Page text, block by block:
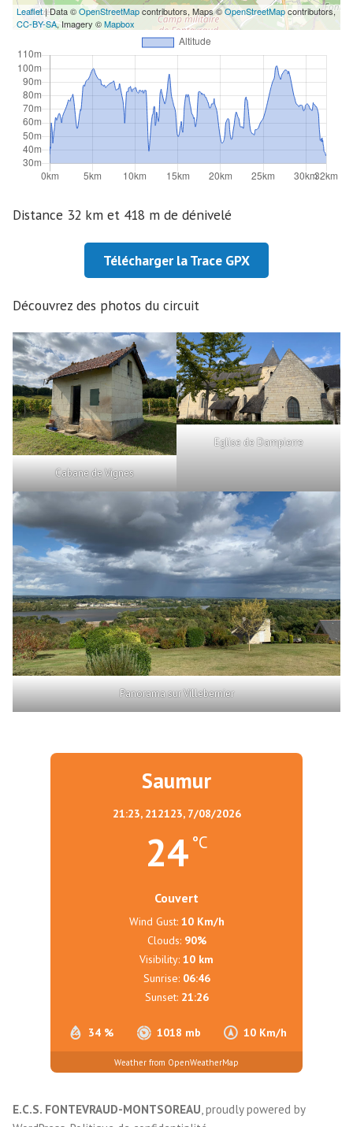
Leaflet| Data ©OpenStreetMapcontributors, Maps ©OpenStreetMapcontributors,
CC-BY-SA, Imagery ©Mapbox
Distance 32 km et 418 m de dénivelé
Télécharger la Trace GPX
Découvrez des photos du circuit
Cabane de Vignes
Eglise de Dampierre
Panorama sur Villebernier
Saumur
21:23, 212123, 7/08/2026
24 °C
Couvert
34 % 1018 mb 10 Km/h
Wind Gust: 10 Km/h
Clouds: 90%
Visibility: 10 km
Sunrise: 06:46
Sunset: 21:26
Weather from OpenWeatherMap
E.C.S. FONTEVRAUD-MONTSOREAU, proudly powered by